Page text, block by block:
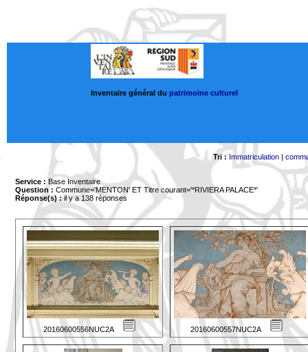
Inventaire général du patrimoine culturel
Tri : Immatriculation|
Service : Base Inventaire
Question : Commune='MENTON' ET Titre courant='*RIVIERA PALACE*'
Réponse(s) :il y a 138 réponses
20160600556NUC2A 20160600557NUC2A